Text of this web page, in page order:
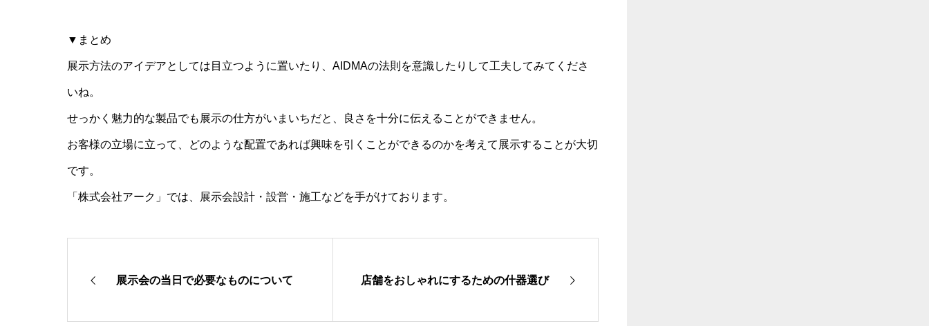
▼まとめ
展示方法のアイデアとしては目立つように置いたり、AIDMAの法則を意識したりして工夫してみてくださ
いね。
せっかく魅力的な製品でも展示の仕方がいまいちだと、良さを十分に伝えることができません。
お客様の立場に立って、どのような配置であれば興味を引くことができるのかを考えて展示することが大切
です。
「株式会社アーク」では、展示会設計・設営・施工などを手がけております。
展示会の当日で必要なものについて 店舗をおしゃれにするための什器選び